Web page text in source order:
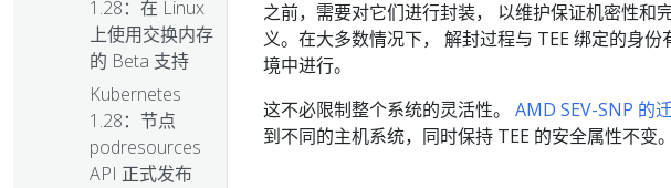
1.28：在 Linux
上使用交换内存
的 Beta 支持
Kubernetes
1.28：节点
podresources
API 正式发布
之前，需要对它们进行封装， 以维护保证机密性和
义。在大多数情况下， 解封过程与 TEE 绑定的身
境中进行。
这不必限制整个系统的灵活性。 AMD SEV-SNP 的
到不同的主机系统，同时保持 TEE 的安全属性不变。